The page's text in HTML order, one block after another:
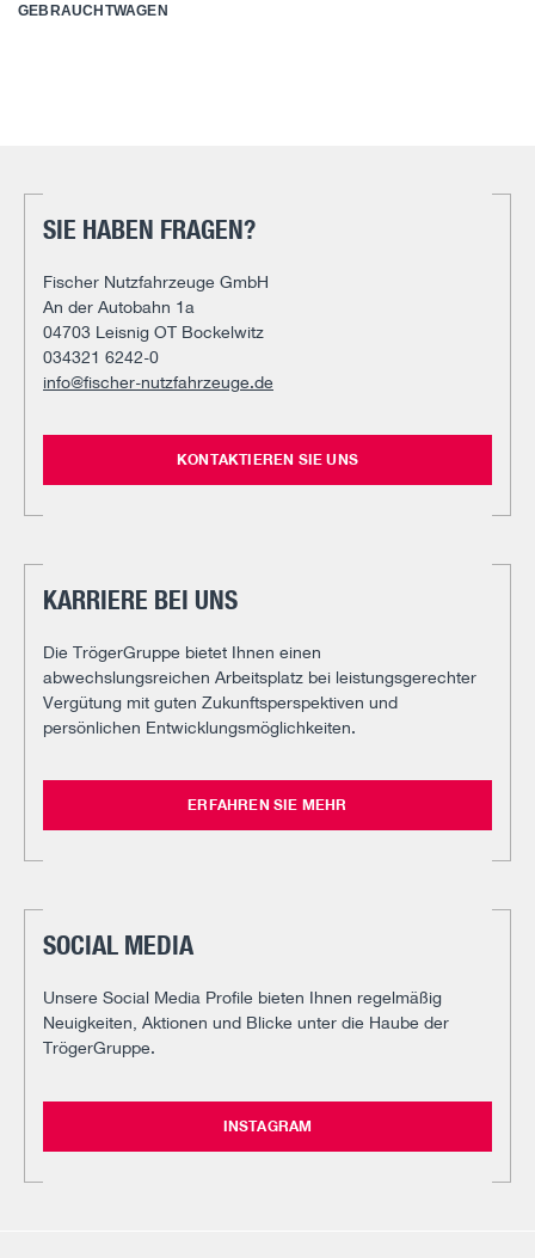
GEBRAUCHTWAGEN
SIE HABEN FRAGEN?
Fischer Nutzfahrzeuge GmbH
An der Autobahn 1a
04703 Leisnig OT Bockelwitz
034321 6242-0
info@fischer-nutzfahrzeuge.de
KONTAKTIEREN SIE UNS
KARRIERE BEI UNS
Die TrögerGruppe bietet Ihnen einen
abwechslungsreichen Arbeitsplatz bei leistungsgerechter
Vergütung mit guten Zukunftsperspektiven und
persönlichen Entwicklungsmöglichkeiten.
ERFAHREN SIE MEHR
SOCIAL MEDIA
Unsere Social Media Profile bieten Ihnen regelmäßig
Neuigkeiten, Aktionen und Blicke unter die Haube der
TrögerGruppe.
INSTAGRAM